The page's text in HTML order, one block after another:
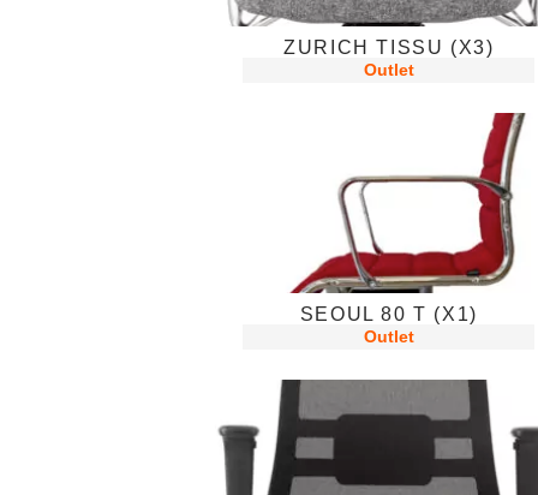
ZURICH TISSU (X3)
Outlet
SEOUL 80 T (X1)
Outlet